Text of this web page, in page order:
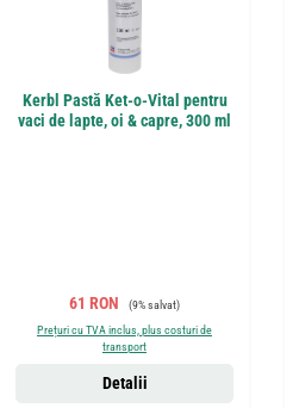
Kerbl Pastă Ket-o-Vital pentru
vaci de lapte, oi & capre, 300 ml
Preț de vânzare:
61 RON Preț obișnuit:
(9% salvat)
Prețuri cu TVA inclus, plus costuri de
transport
Detalii